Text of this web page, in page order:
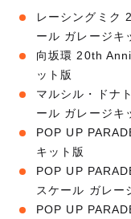
レーシングミク
ール ガレージキ
向坂環 20th
ット版
マルシル・ドナ
ール ガレージキ
POP UP
キット版
POP UP
スケール ガレー
POP UP